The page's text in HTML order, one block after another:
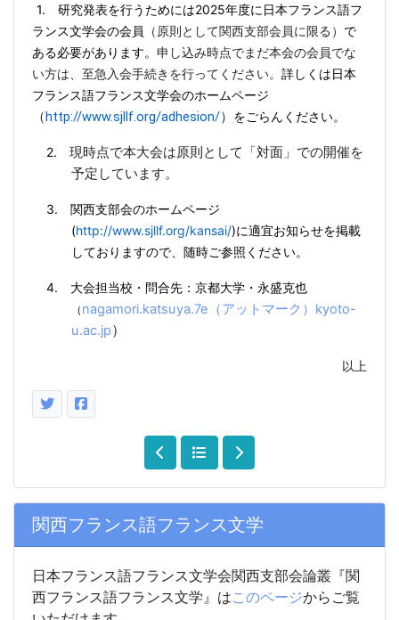
1. 研究発表を行うためには2025年度に日本フランス語フ
ランス文学会の会員
（原則として関西支部会員に限る） で
ある必要があります。 申し込み時点でまだ本会の会員でな
い方は、至急入会手続きを行ってください。 詳しくは日本
フランス語フランス文学会のホームページ
（http://www.sjllf.org/adhesion/） をごらんください。
2. 現時点で本大会は原則として
「対面」での開催を
予定しています。
3.
関西支部会のホームページ
(http://www.sjllf.org/kansai/)に適宜お知らせを掲載
しておりますので、随時ご参照ください。
4. 大会担当校・問合先：京都大学・永盛克也
（ nagamori.katsuya.7e （アットマーク） kyoto-
u.ac.jp）
以上
関西フランス語フランス文学
日本フランス語フランス文学会関西支部会論叢『関
西フランス語フランス文学』はこのページからご覧